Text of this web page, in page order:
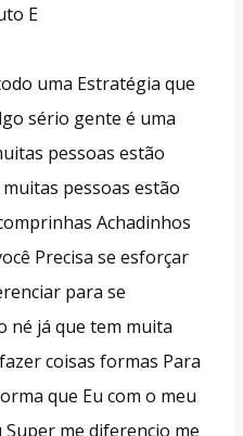
E
uma Estratégia que
sério gente é uma
pessoas estão
pessoas estão
Achadinhos
Precisa se esforçar
para se
né já que tem muita
coisas formas Para
que Eu com o meu
me diferencio me